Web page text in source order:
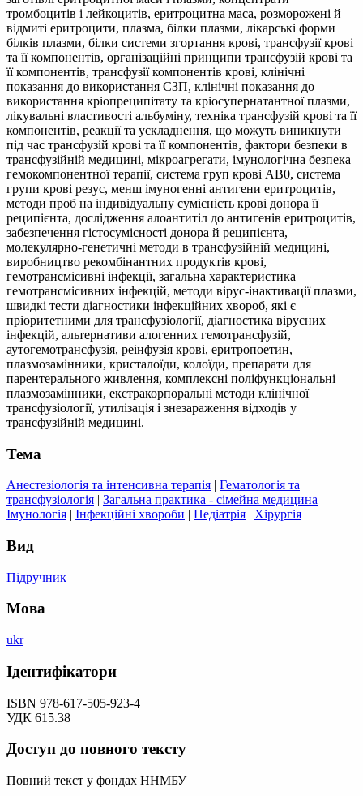
тромбоцитів і лейкоцитів, еритроцитна маса, розморожені й
відмиті еритроцити, плазма, білки плазми, лікарські форми
білків плазми, білки системи згортання крові, трансфузії крові
та її компонентів, організаційні принципи трансфузій крові та
її компонентів, трансфузії компонентів крові, клінічні
показання до використання СЗП, клінічні показання до
використання кріопреципітату та кріосупернатантної плазми,
лікувальні властивості альбуміну, техніка трансфузій крові та її
компонентів, реакції та ускладнення, що можуть виникнути
під час трансфузій крові та її компонентів, фактори безпеки в
трансфузійній медицині, мікроагрегати, імунологічна безпека
гемокомпонентної терапії, система груп крові AB0, система
групи крові резус, менш імуногенні антигени еритроцитів,
методи проб на індивідуальну сумісність крові донора її
реципієнта, дослідження алоантитіл до антигенів еритроцитів,
забезпечення гістосумісності донора й реципієнта,
молекулярно-генетичні методи в трансфузійній медицині,
виробництво рекомбінантних продуктів крові,
гемотрансмісивні інфекції, загальна характеристика
гемотрансмісивних інфекцій, методи вірус-інактивації плазми,
швидкі тести діагностики інфекційних хвороб, які є
пріоритетними для трансфузіології, діагностика вірусних
інфекцій, альтернативи алогенних гемотрансфузій,
аутогемотрансфузія, реінфузія крові, еритропоетин,
плазмозамінники, кристалоїди, колоїди, препарати для
парентерального живлення, комплексні поліфункціональні
плазмозамінники, екстракорпоральні методи клінічної
трансфузіології, утилізація і знезараження відходів у
трансфузійній медицині.
Тема
Анестезіологія та інтенсивна терапія | Гематологія та
трансфузіологія | Загальна практика - сімейна медицина |
Імунологія | Інфекційні хвороби | Педіатрія | Хірургія
Вид
Підручник
Мова
ukr
Ідентифікатори
ISBN 978-617-505-923-4
УДК 615.38
Доступ до повного тексту
Повний текст у фондах ННМБУ